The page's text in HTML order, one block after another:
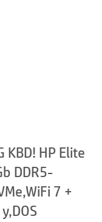
HP Elite
DDR5-
7 +